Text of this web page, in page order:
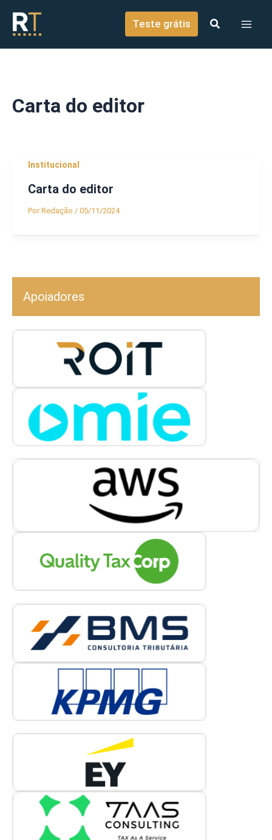
conteúdo
Teste grátis
Carta do editor
Institucional
Carta do editor
PorRedação / 05/11/2024
Apoiadores